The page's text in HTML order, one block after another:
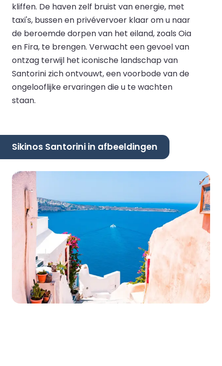
kliffen. De haven zelf bruist van energie, met
taxi's, bussen en privévervoer klaar om u naar
de beroemde dorpen van het eiland, zoals Oia
en Fira, te brengen. Verwacht een gevoel van
ontzag terwijl het iconische landschap van
Santorini zich ontvouwt, een voorbode van de
ongelooflijke ervaringen die u te wachten
staan.
Sikinos Santorini in afbeeldingen